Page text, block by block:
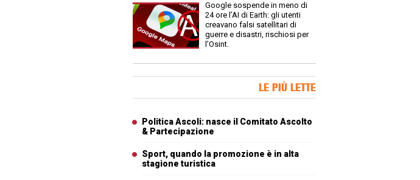
Google sospende in meno di
24 ore l’AI di Earth: gli utenti
creavano falsi satellitari di
guerre e disastri, rischiosi per
l’Osint.
LE PIÙ LETTE
Politica Ascoli: nasce il Comitato Ascolto
& Partecipazione
Sport, quando la promozione è in alta
stagione turistica